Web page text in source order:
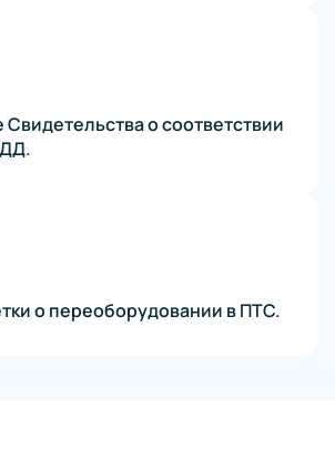
о соответствии
о переоборудовании в ПТС.